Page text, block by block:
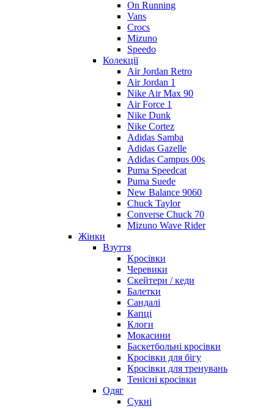
On Running
Vans
Crocs
Mizuno
Speedo
Колекції
Air Jordan Retro
Air Jordan 1
Nike Air Max 90
Air Force 1
Nike Dunk
Nike Cortez
Adidas Samba
Adidas Gazelle
Adidas Campus 00s
Puma Speedcat
Puma Suede
New Balance 9060
Chuck Taylor
Converse Chuck 70
Mizuno Wave Rider
Жінки
Взуття
Кросівки
Черевики
Скейтери / кеди
Балетки
Сандалі
Капці
Клоги
Мокасини
Баскетбольні кросівки
Кросівки для бігу
Кросівки для тренувань
Тенісні кросівки
Одяг
Сукні